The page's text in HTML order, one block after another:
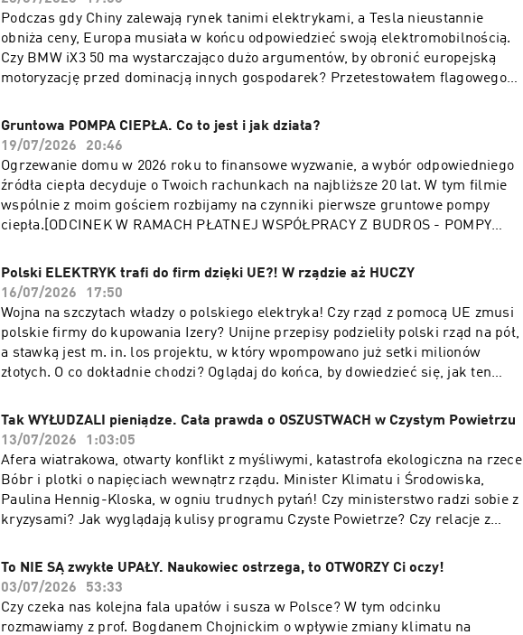
Podczas gdy Chiny zalewają rynek tanimi elektrykami, a Tesla nieustannie
obniża ceny, Europa musiała w końcu odpowiedzieć swoją elektromobilnością.
Czy BMW iX3 50 ma wystarczająco dużo argumentów, by obronić europejską
motoryzację przed dominacją innych gospodarek? Przetestowałem flagowego
rękawicę.
Gruntowa POMPA CIEPŁA. Co to jest i jak działa?
19/07/2026
20:46
Ogrzewanie domu w 2026 roku to finansowe wyzwanie, a wybór odpowiedniego
źródła ciepła decyduje o Twoich rachunkach na najbliższe 20 lat. W tym filmie
wspólnie z moim gościem rozbijamy na czynniki pierwsze gruntowe pompy
ciepła.[ODCINEK W RAMACH PŁATNEJ WSPÓŁPRACY Z BUDROS - POMPY
Polski ELEKTRYK trafi do firm dzięki UE?! W rządzie aż HUCZY
16/07/2026
17:50
Wojna na szczytach władzy o polskiego elektryka! Czy rząd z pomocą UE zmusi
polskie firmy do kupowania Izery? Unijne przepisy podzieliły polski rząd na pół,
a stawką jest m. in. los projektu, w który wpompowano już setki milionów
złotych. O co dokładnie chodzi? Oglądaj do końca, by dowiedzieć się, jak ten
Tak WYŁUDZALI pieniądze. Cała prawda o OSZUSTWACH w Czystym Powietrzu
13/07/2026
1:03:05
Afera wiatrakowa, otwarty konflikt z myśliwymi, katastrofa ekologiczna na rzece
Bóbr i plotki o napięciach wewnątrz rządu. Minister Klimatu i Środowiska,
Paulina Hennig-Kloska, w ogniu trudnych pytań! Czy ministerstwo radzi sobie z
kryzysami? Jak wyglądają kulisy programu Czyste Powietrze? Czy relacje z
To NIE SĄ zwykłe UPAŁY. Naukowiec ostrzega, to OTWORZY Ci oczy!
03/07/2026
53:33
Czy czeka nas kolejna fala upałów i susza w Polsce? W tym odcinku
rozmawiamy z prof. Bogdanem Chojnickim o wpływie zmiany klimatu na